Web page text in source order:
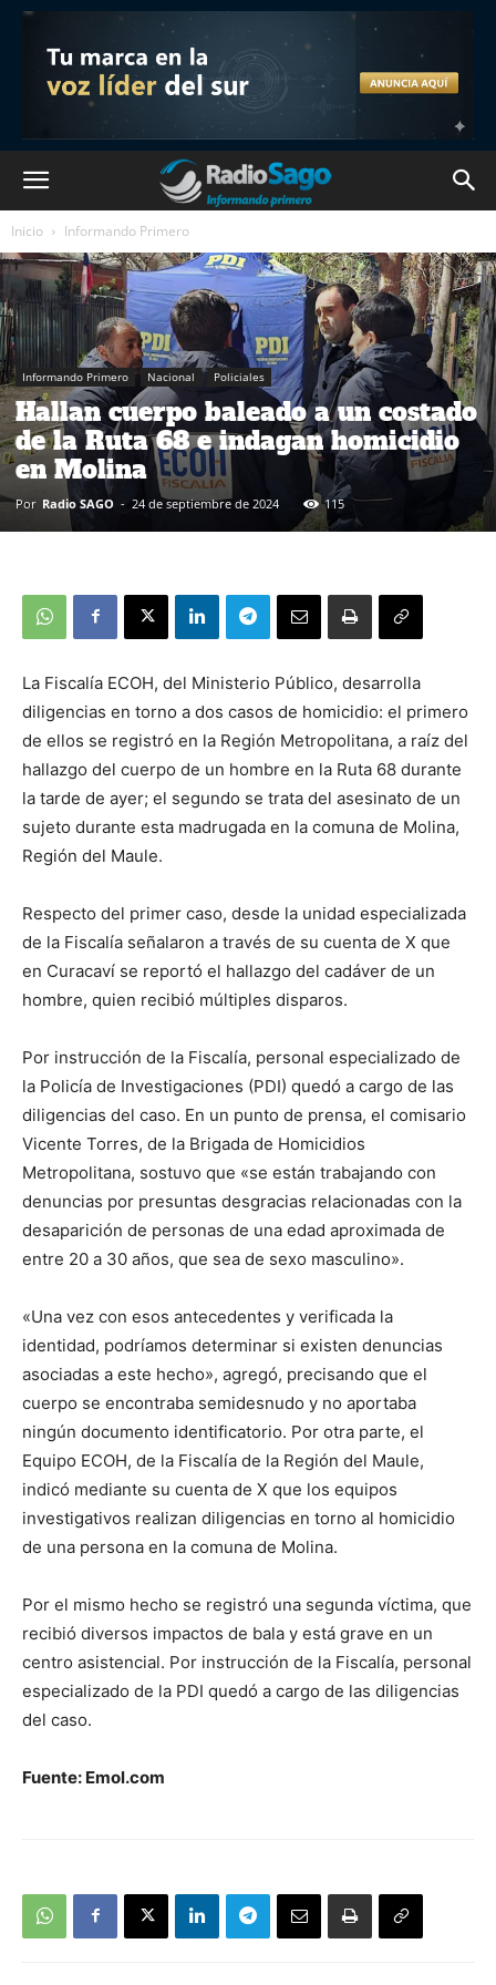
Inicio Informando Primero
Informando Primero Nacional Policiales
Hallan cuerpo baleado a un costado
de la Ruta 68 e indagan homicidio
en Molina
Por Radio SAGO - 24 de septiembre de 2024 115
La Fiscalía ECOH, del Ministerio Público, desarrolla
diligencias en torno a dos casos de homicidio: el primero
de ellos se registró en la Región Metropolitana, a raíz del
hallazgo del cuerpo de un hombre en la Ruta 68 durante
la tarde de ayer; el segundo se trata del asesinato de un
sujeto durante esta madrugada en la comuna de Molina,
Región del Maule.
Respecto del primer caso, desde la unidad especializada
de la Fiscalía señalaron a través de su cuenta de X que
en Curacaví se reportó el hallazgo del cadáver de un
hombre, quien recibió múltiples disparos.
Por instrucción de la Fiscalía, personal especializado de
la Policía de Investigaciones (PDI) quedó a cargo de las
diligencias del caso. En un punto de prensa, el comisario
Vicente Torres, de la Brigada de Homicidios
Metropolitana, sostuvo que «se están trabajando con
denuncias por presuntas desgracias relacionadas con la
desaparición de personas de una edad aproximada de
entre 20 a 30 años, que sea de sexo masculino».
«Una vez con esos antecedentes y verificada la
identidad, podríamos determinar si existen denuncias
asociadas a este hecho», agregó, precisando que el
cuerpo se encontraba semidesnudo y no aportaba
ningún documento identificatorio. Por otra parte, el
Equipo ECOH, de la Fiscalía de la Región del Maule,
indicó mediante su cuenta de X que los equipos
investigativos realizan diligencias en torno al homicidio
de una persona en la comuna de Molina.
Por el mismo hecho se registró una segunda víctima, que
recibió diversos impactos de bala y está grave en un
centro asistencial. Por instrucción de la Fiscalía, personal
especializado de la PDI quedó a cargo de las diligencias
del caso.
Fuente: Emol.com